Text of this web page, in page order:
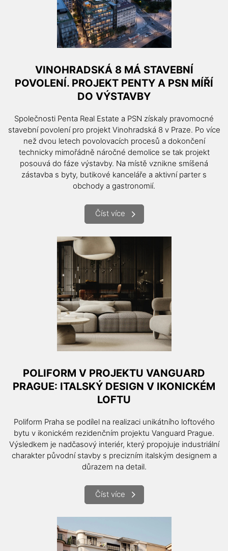
VINOHRADSKÁ 8 MÁ STAVEBNÍ
POVOLENÍ. PROJEKT PENTY A PSN MÍŘÍ
DO VÝSTAVBY
Společnosti Penta Real Estate a PSN získaly pravomocné
stavební povolení pro projekt Vinohradská 8 v Praze. Po více
než dvou letech povolovacích procesů a dokončení
technicky mimořádně náročné demolice se tak projekt
posouvá do fáze výstavby. Na místě vznikne smíšená
zástavba s byty, butikové kanceláře a aktivní parter s
obchody a gastronomií.
Číst více
POLIFORM V PROJEKTU VANGUARD
PRAGUE: ITALSKÝ DESIGN V IKONICKÉM
LOFTU
Poliform Praha se podílel na realizaci unikátního loftového
bytu v ikonickém rezidenčním projektu Vanguard Prague.
Výsledkem je nadčasový interiér, který propojuje industriální
charakter původní stavby s precizním italským designem a
důrazem na detail.
Číst více